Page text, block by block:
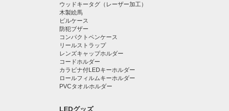
ウッドキータグ（レーザー加工）
木製絵馬
ピルケース
防犯ブザー
コンパクトペンケース
リールストラップ
レンズキャップホルダー
コードホルダー
カラビナ付LEDキーホルダー
ロールフィルムキーホルダー
PVCタオルホルダー
LEDグッズ